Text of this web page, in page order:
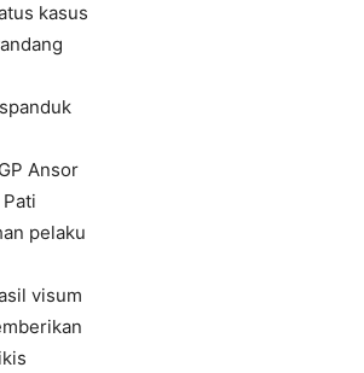
kasus
Ansor
pelaku
visum